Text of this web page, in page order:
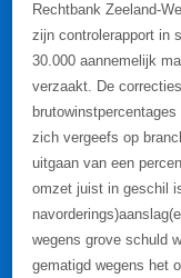
Rechtbank Zeeland-
zijn controlerapport in
30.000 aannemelijk
verzaakt. De
zich vergeefs op
uitgaan van een
omzet juist in geschil
wegens grove schuld
gematigd wegens het